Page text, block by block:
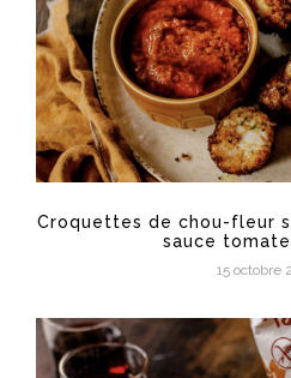
Croquettes de chou-fleur
sauce
15 octobre